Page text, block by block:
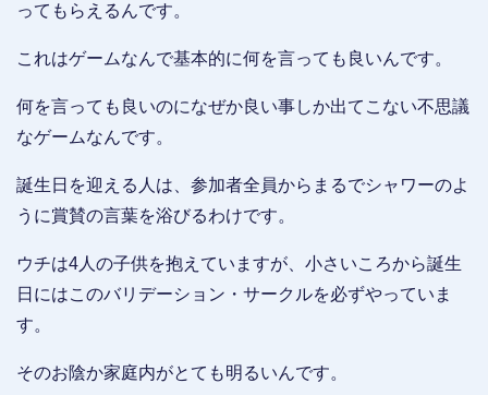
ってもらえるんです。
これはゲームなんで基本的に何を言っても良いんです。
何を言っても良いのになぜか良い事しか出てこない不思議
なゲームなんです。
誕生日を迎える人は、参加者全員からまるでシャワーのよ
うに賞賛の言葉を浴びるわけです。
ウチは4人の子供を抱えていますが、小さいころから誕生
日にはこのバリデーション・サークルを必ずやっていま
す。
そのお陰か家庭内がとても明るいんです。